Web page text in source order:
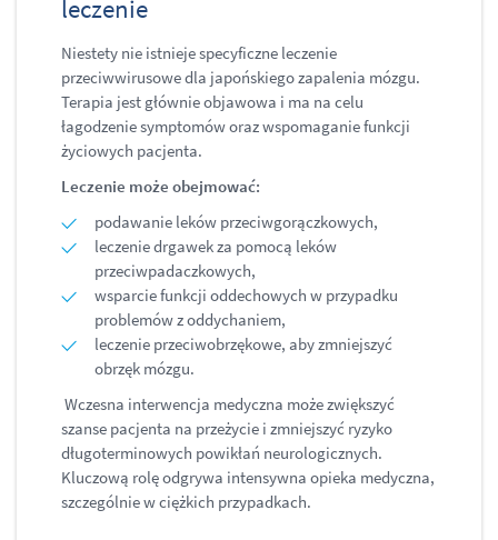
leczenie
Niestety nie istnieje specyficzne leczenie
przeciwwirusowe dla japońskiego zapalenia mózgu.
Terapia jest głównie objawowa i ma na celu
łagodzenie symptomów oraz wspomaganie funkcji
życiowych pacjenta.
Leczenie może obejmować:
podawanie leków przeciwgorączkowych,
leczenie drgawek za pomocą leków
przeciwpadaczkowych,
wsparcie funkcji oddechowych w przypadku
problemów z oddychaniem,
leczenie przeciwobrzękowe, aby zmniejszyć
obrzęk mózgu.
Wczesna interwencja medyczna może zwiększyć
szanse pacjenta na przeżycie i zmniejszyć ryzyko
długoterminowych powikłań neurologicznych.
Kluczową rolę odgrywa intensywna opieka medyczna,
szczególnie w ciężkich przypadkach.